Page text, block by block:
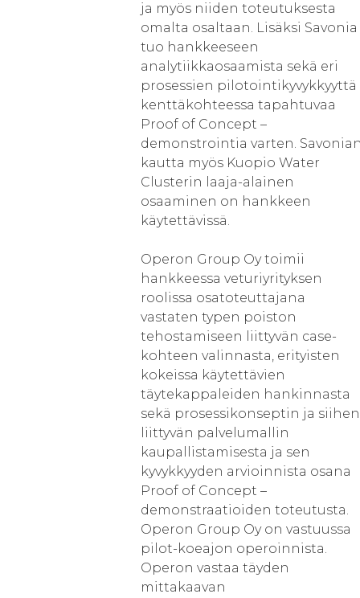
ja myös niiden toteutuksesta
omalta osaltaan. Lisäksi Savonia
tuo hankkeeseen
analytiikkaosaamista sekä eri
prosessien pilotointikyvykkyyttä
kenttäkohteessa tapahtuvaa
Proof of Concept –
demonstrointia varten.
kautta myös Kuopio Water
Clusterin laaja-alainen
osaaminen on hankkeen
käytettävissä.
Operon Group Oy toimii
hankkeessa veturiyrityksen
roolissa osatoteuttajana
vastaten typen poiston
tehostamiseen liittyvän case-
kohteen valinnasta, erityisten
kokeissa käytettävien
täytekappaleiden hankinnasta
sekä prosessikonseptin ja siihen
liittyvän palvelumallin
kaupallistamisesta ja sen
kyvykkyyden arvioinnista osana
Proof of Concept –
demonstraatioiden toteutusta.
Operon Group Oy on vastuussa
pilot-koeajon operoinnista.
Operon vastaa täyden
mittakaavan